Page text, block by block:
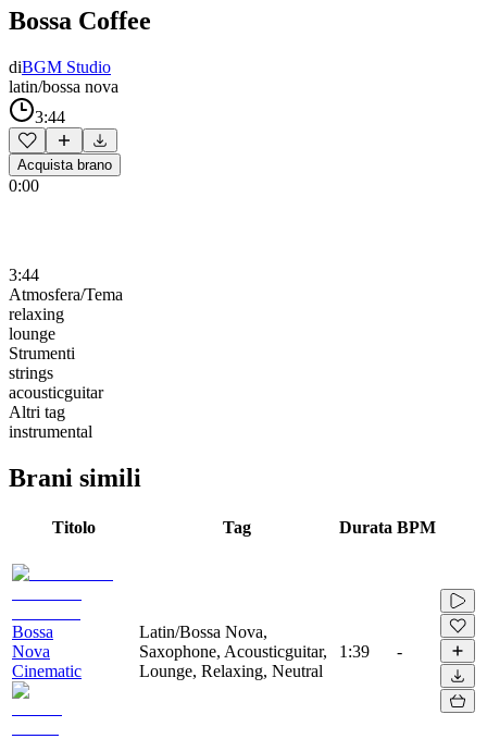
Bossa Coffee
diBGM Studio
latin/bossa nova
3:44
Acquista brano
0:00
3:44
Atmosfera/Tema
relaxing
lounge
Strumenti
strings
acousticguitar
Altri tag
instrumental
Brani simili
Titolo Tag Durata BPM
Bossa
Nova
Cinematic
Latin/Bossa Nova,
Saxophone, Acousticguitar,
Lounge, Relaxing, Neutral
1:39 -